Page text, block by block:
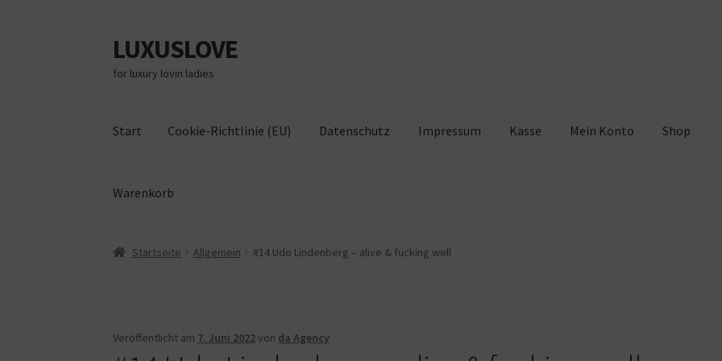
Zur
Navigation
springen
Zum
Inhalt
springen
LUXUSLOVE
for luxury lovin ladies
Start Cookie-Richtlinie (EU) Datenschutz Impressum Kasse Mein Konto Shop
Warenkorb
Start Cookie-Richtlinie (EU) Datenschutz Impressum Kasse Mein Konto
Startseite Allgemein #14 Udo Lindenberg – alive & fucking well
Veröffentlicht am 7. Juni 2022von da Agency